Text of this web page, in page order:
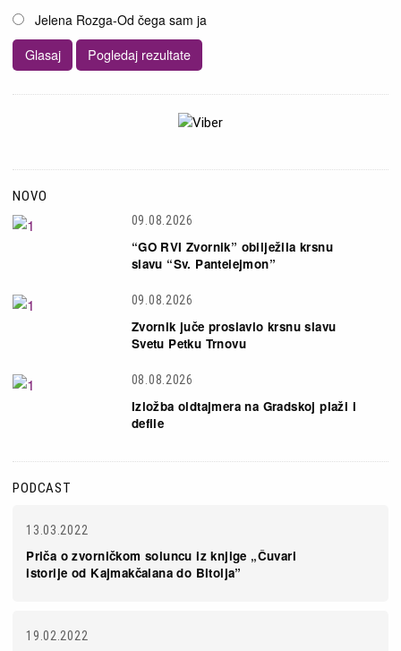
Jelena Rozga-Od čega sam ja
NOVO
09.08.2026
“GO RVI Zvornik” obilježila krsnu
slavu “Sv. Pantelejmon”
09.08.2026
Zvornik juče proslavio krsnu slavu
Svetu Petku Trnovu
08.08.2026
Izložba oldtajmera na Gradskoj plaži i
defile
PODCAST
13.03.2022
Priča o zvorničkom soluncu iz knjige „Čuvari
istorije od Kajmakčalana do Bitolja”
19.02.2022